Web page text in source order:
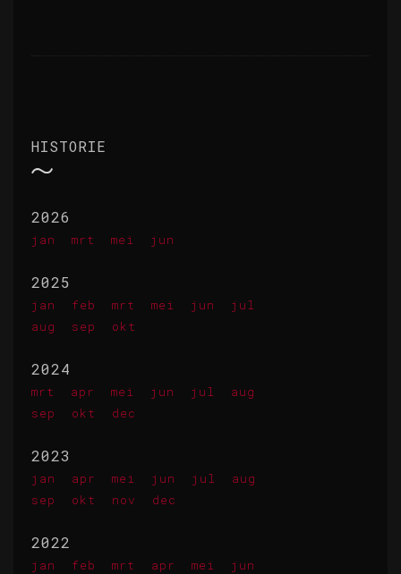
HISTORIE
2026
jan mrt mei jun
2025
jan feb mrt mei jun
jul
aug
sep okt
2024
mrt apr mei jun jul
aug
sep
okt dec
2023
jan apr mei jun jul
aug
sep
okt nov dec
2022
jan feb mrt apr mei
jun